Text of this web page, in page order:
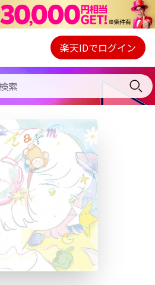
Webプレイヤー
ご契約内容の確認・変更
楽天IDでログイン